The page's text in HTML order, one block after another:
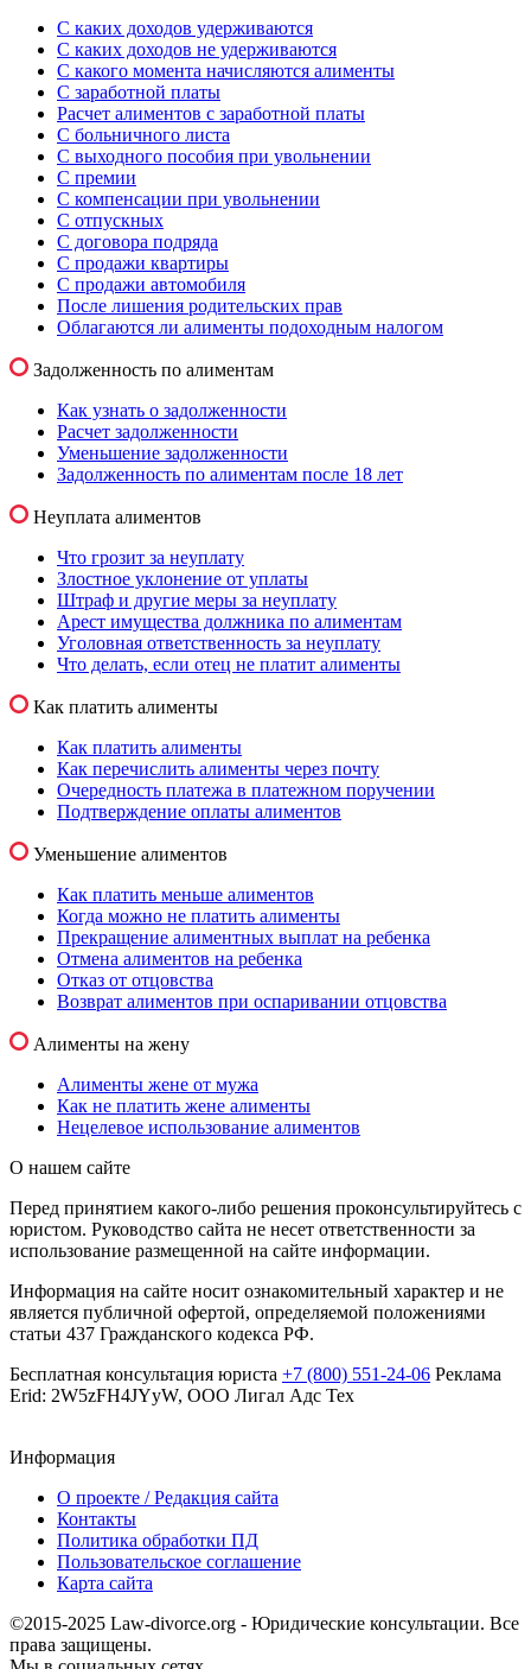
С каких доходов удерживаются
С каких доходов не удерживаются
С какого момента начисляются алименты
С заработной платы
Расчет алиментов с заработной платы
С больничного листа
С выходного пособия при увольнении
С премии
С компенсации при увольнении
С отпускных
С договора подряда
С продажи квартиры
С продажи автомобиля
После лишения родительских прав
Облагаются ли алименты подоходным налогом
Задолженность по алиментам
Как узнать о задолженности
Расчет задолженности
Уменьшение задолженности
Задолженность по алиментам после 18 лет
Неуплата алиментов
Что грозит за неуплату
Злостное уклонение от уплаты
Штраф и другие меры за неуплату
Арест имущества должника по алиментам
Уголовная ответственность за неуплату
Что делать, если отец не платит алименты
Как платить алименты
Как платить алименты
Как перечислить алименты через почту
Очередность платежа в платежном поручении
Подтверждение оплаты алиментов
Уменьшение алиментов
Как платить меньше алиментов
Когда можно не платить алименты
Прекращение алиментных выплат на ребенка
Отмена алиментов на ребенка
Отказ от отцовства
Возврат алиментов при оспаривании отцовства
Алименты на жену
Алименты жене от мужа
Как не платить жене алименты
Нецелевое использование алиментов
О нашем сайте
Перед принятием какого-либо решения проконсультируйтесь с
юристом. Руководство сайта не несет ответственности за
использование размещенной на сайте информации.
Информация на сайте носит ознакомительный характер и не
является публичной офертой, определяемой положениями
статьи 437 Гражданского кодекса РФ.
Бесплатная консультация юриста +7 (800) 551-24-06 Реклама
Erid: 2W5zFH4JYyW, ООО Лигал Адс Тех
Информация
О проекте / Редакция сайта
Контакты
Политика обработки ПД
Пользовательское соглашение
Карта сайта
©2015-2025 Law-divorce.org - Юридические консультации. Все
права защищены.